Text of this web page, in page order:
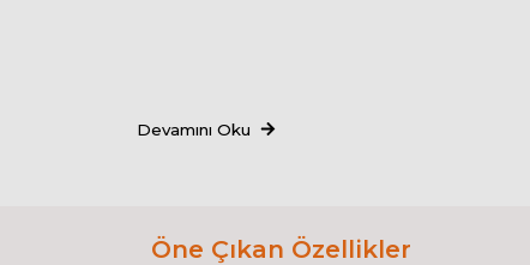
Devamını Oku
Öne Çıkan Özellikler